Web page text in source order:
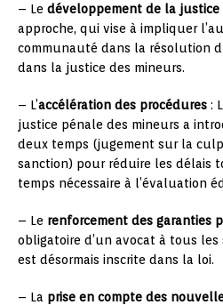
– Le développement de la
approche, qui vise à impliquer
communauté dans la résolution
dans la justice des mineurs.
– L’accélération des procédures :
justice pénale des mineurs a
deux temps (jugement sur la
sanction) pour réduire les délais
temps nécessaire à l’évaluation
– Le renforcement des garanties
obligatoire d’un avocat à tous
est désormais inscrite dans la loi.
– La prise en compte des